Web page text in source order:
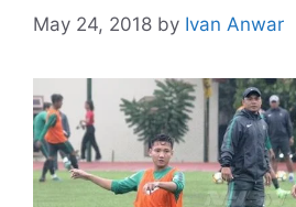
May 24, 2018 by Ivan Anwar